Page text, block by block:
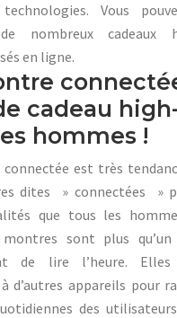
Vous
nombreux cadeaux
en ligne.
cadeau
hommes !
est très
dites » connectées »
que tous les
montres sont plus
de lire l’heure.
d’autres appareils pour
des